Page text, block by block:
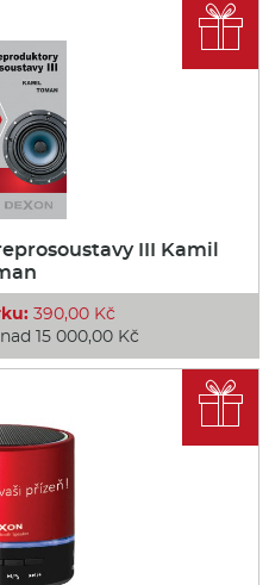
III Kamil
390,00 Kč
15 000,00 Kč

